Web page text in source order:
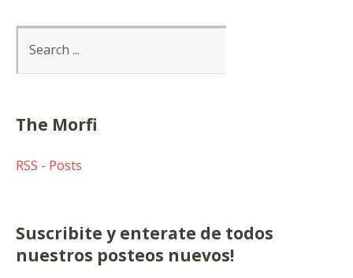
The Morfi
RSS - Posts
Suscribite y enterate de todos
nuestros posteos nuevos!